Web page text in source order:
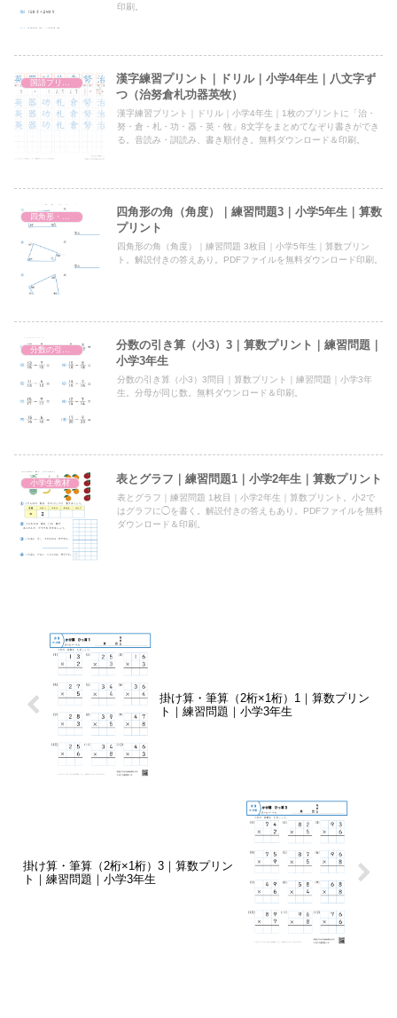
印刷。
国語プリント
漢字練習プリント｜ドリル｜小学4年生｜八文字ず
つ（治努倉札功器英牧）
漢字練習プリント｜ドリル｜小学4年生｜1枚のプリントに「治・
努・倉・札・功・器・英・牧」8文字をまとめてなぞり書きができ
る。音読み・訓読み、書き順付き。無料ダウンロード＆印刷。
四角形の角（角度）｜練習問題3｜小学5年生｜算数
プリント
四角形の角（角度）｜練習問題 3枚目｜小学5年生｜算数プリン
ト。解説付きの答えあり。PDFファイルを無料ダウンロード印刷。
分数の引き算（小3）3｜算数プリント｜練習問題｜
小学3年生
分数の引き算（小3）3問目｜算数プリント｜練習問題｜小学3年
生。分母が同じ数。無料ダウンロード＆印刷。
小学生教材 表とグラフ｜練習問題1｜小学2年生｜算数プリント
表とグラフ｜練習問題 1枚目｜小学2年生｜算数プリント。小2で
はグラフに◯を書く。解説付きの答えもあり。PDFファイルを無料
ダウンロード＆印刷。
掛け算・筆算（2桁×1桁）1｜算数プリン
ト｜練習問題｜小学3年生
掛け算・筆算（2桁×1桁）3｜算数プリン
ト｜練習問題｜小学3年生